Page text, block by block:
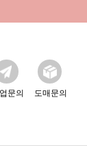
문의 도매문의